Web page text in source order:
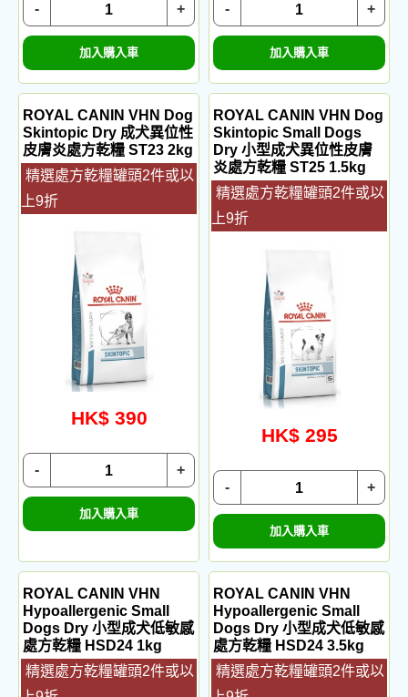
+
-
加入購入車
+
-
加入購入車
ROYAL CANIN VHN Dog
Skintopic Dry 成犬異位性
皮膚炎處方乾糧 ST23 2kg
精選處方乾糧罐頭2件或以
上9折
HK$ 390
+
-
加入購入車
ROYAL CANIN VHN Dog
Skintopic Small Dogs
Dry 小型成犬異位性皮膚
炎處方乾糧 ST25 1.5kg
精選處方乾糧罐頭2件或以
上9折
HK$ 295
+
-
加入購入車
ROYAL CANIN VHN
Hypoallergenic Small
Dogs Dry 小型成犬低敏感
處方乾糧 HSD24 1kg
精選處方乾糧罐頭2件或以
ROYAL CANIN VHN
Hypoallergenic Small
Dogs Dry 小型成犬低敏感
處方乾糧 HSD24 3.5kg
精選處方乾糧罐頭2件或以